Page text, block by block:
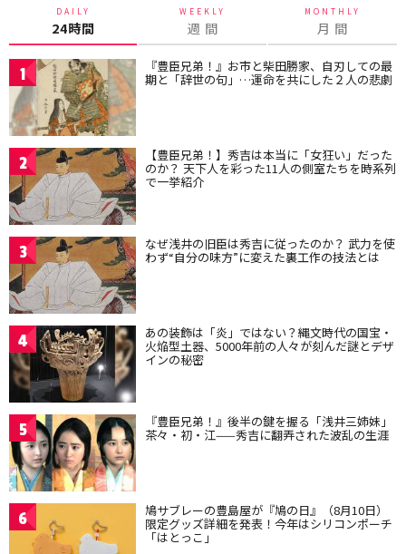
DAILY
24時間
WEEKLY
週 間
MONTHLY
月 間
1 『豊臣兄弟！』お市と柴田勝家、自刃しての最
期と「辞世の句」…運命を共にした２人の悲劇
2 【豊臣兄弟！】秀吉は本当に「女狂い」だった
のか？ 天下人を彩った11人の側室たちを時系列
で一挙紹介
3 なぜ浅井の旧臣は秀吉に従ったのか？ 武力を使
わず“自分の味方”に変えた裏工作の技法とは
4 あの装飾は「炎」ではない？縄文時代の国宝・
火焔型土器、5000年前の人々が刻んだ謎とデザ
インの秘密
5 『豊臣兄弟！』後半の鍵を握る「浅井三姉妹」
茶々・初・江——秀吉に翻弄された波乱の生涯
6 鳩サブレーの豊島屋が『鳩の日』（8月10日）
限定グッズ詳細を発表！今年はシリコンポーチ
「はとっこ」